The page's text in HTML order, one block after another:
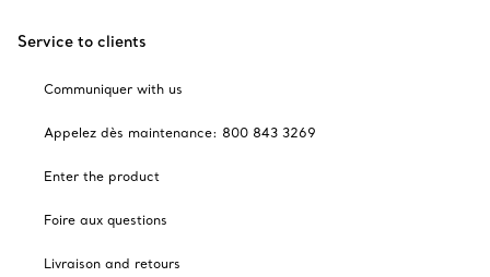
Service to clients
Communiquer with us
Appelez dès maintenance: 800 843 3269
Enter the product
Foire aux questions
Livraison and retours